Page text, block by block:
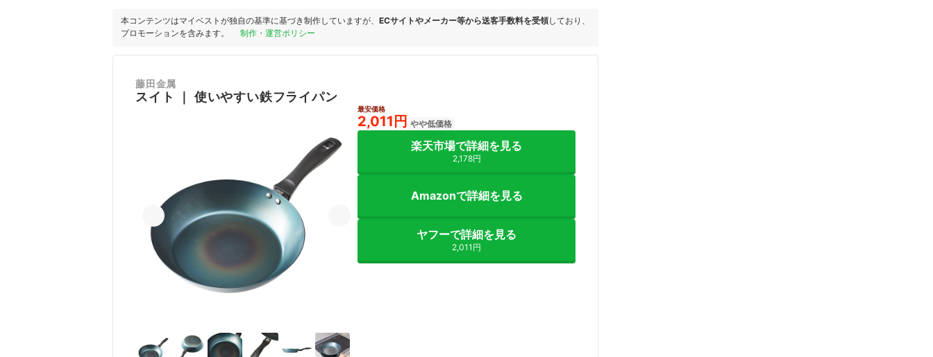
本コンテンツはマイベストが独自の基準に基づき制作していますが、 ECサイトやメーカー等から送客手数料を受領しており、
プロモーションを含みます。
制作・運営ポリシー
藤田金属
スイト 使いやすい鉄フライパン
最安価格
2,011円 やや低価格
楽天市場で詳細を見る
2,178円
Amazonで詳細を見る
ヤフーで詳細を見る
2,011円